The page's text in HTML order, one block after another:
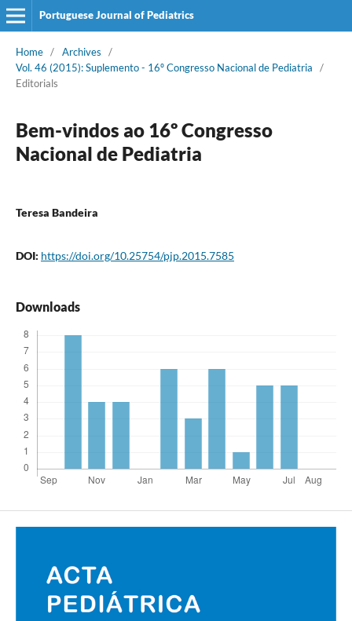
Portuguese Journal of Pediatrics
Home / Archives
/
Vol. 46 (2015): Suplemento - 16º Congresso Nacional de Pediatria
/
Editorials
Bem-vindos ao 16º Congresso
Nacional de Pediatria
Teresa Bandeira
DOI: https://doi.org/10.25754/pjp.2015.7585
Downloads